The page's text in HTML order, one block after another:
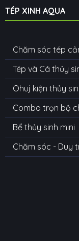
TÉP XINH AQUA
Chăm sóc tép
Tép và Cá thủy
Ohuj kiện thủy
Combo trọn bộ
Bể thủy sinh mini
Chăm sóc - Duy